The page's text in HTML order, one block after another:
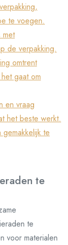
te voegen.
met
de verpakking.
omtrent
gaat om
en vraag
het beste werkt.
te
te
te
voor materialen